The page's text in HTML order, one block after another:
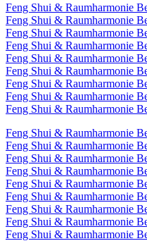
Feng Shui & Raumharmonie
Feng Shui & Raumharmonie
Feng Shui & Raumharmonie
Feng Shui & Raumharmonie
Feng Shui & Raumharmonie
Feng Shui & Raumharmonie
Feng Shui & Raumharmonie
Feng Shui & Raumharmonie
Feng Shui & Raumharmonie
Feng Shui & Raumharmonie
Feng Shui & Raumharmonie
Feng Shui & Raumharmonie
Feng Shui & Raumharmonie
Feng Shui & Raumharmonie
Feng Shui & Raumharmonie
Feng Shui & Raumharmonie
Feng Shui & Raumharmonie
Feng Shui & Raumharmonie